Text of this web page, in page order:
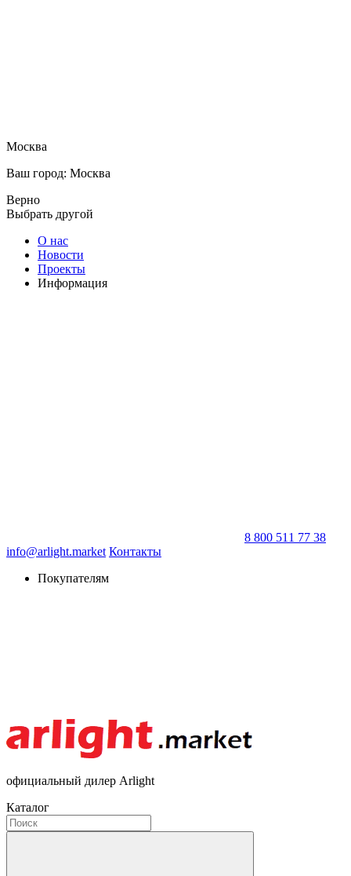
Москва
Ваш город: Москва
Верно
Выбрать другой
О нас
Новости
Проекты
Информация
8 800 511 77 38
info@arlight.market Контакты
Покупателям
официальный дилер Arlight
Каталог